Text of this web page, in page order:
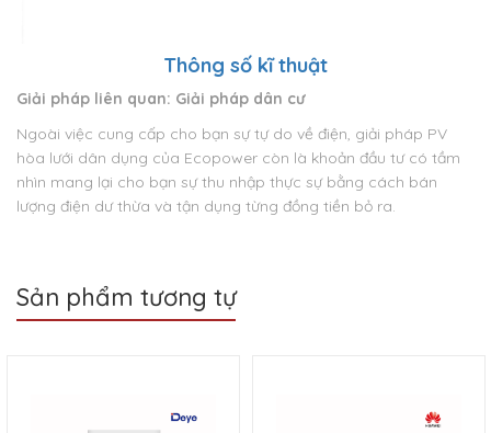
Thông số kĩ thuật
Giải pháp liên quan: Giải pháp dân cư
Ngoài việc cung cấp cho bạn sự tự do về điện, giải pháp PV
hòa lưới dân dụng của Ecopower còn là khoản đầu tư có tầm
nhìn mang lại cho bạn sự thu nhập thực sự bằng cách bán
lượng điện dư thừa và tận dụng từng đồng tiền bỏ ra.
Sản phẩm tương tự